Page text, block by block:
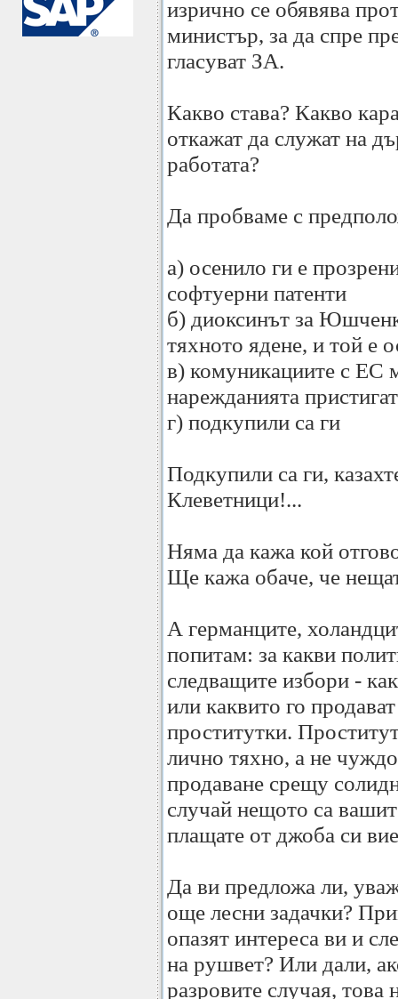
изрично се обявява
министър, за да спре
гласуват ЗА.
Какво става? Какво
откажат да служат на
работата?
Да пробваме с
а) осенило ги е
софтуерни патенти
б) диоксинът за
тяхното ядене, и той е
в) комуникациите с ЕС
нарежданията
г) подкупили са ги
Подкупили са ги,
Клеветници!...
Няма да кажа кой
Ще кажа обаче, че
А германците,
попитам: за какви
следващите избори -
или каквито го
проститутки.
лично тяхно, а не
продаване срещу
случай нещото са
плащате от джоба си
Да ви предложа ли,
още лесни задачки?
опазят интереса ви и
на рушвет? Или дали,
разровите случая, това